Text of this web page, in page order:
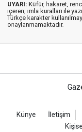
UYARI: Küfür, hakaret,
içeren, imla kuralları ile
Türkçe karakter
onaylanmamaktadır.
Künye İletişim